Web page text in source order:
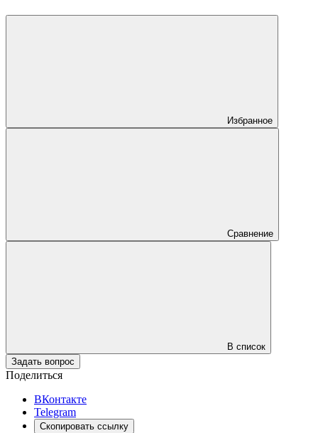
Избранное
Сравнение
В список
Задать вопрос
Поделиться
ВКонтакте
Telegram
Скопировать ссылку